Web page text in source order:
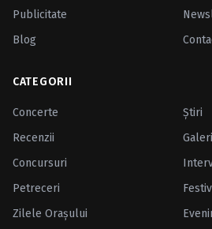
Publicitate
Blog
CATEGORII
Concerte
Ştiri
Recenzii
Concursuri
Petreceri
Zilele Oraşului